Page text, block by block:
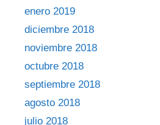
enero 2019
diciembre 2018
noviembre 2018
octubre 2018
septiembre 2018
agosto 2018
julio 2018